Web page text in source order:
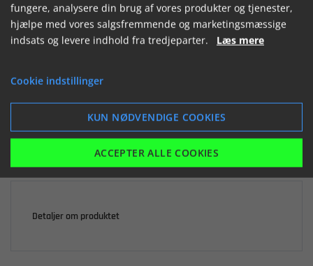

191,17 kr.
LÆG I KURV
Detaljer om produktet
fungere, analysere din brug af vores produkter og tjenester,
hjælpe med vores salgsfremmende og marketingsmæssige
indsats og levere indhold fra tredjeparter. Læs mere
Cookie indstillinger
KUN NØDVENDIGE COOKIES
ACCEPTER ALLE COOKIES